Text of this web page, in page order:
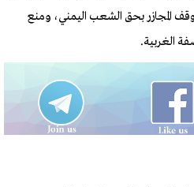
لوقف المجازر بحق الشعب اليمني، ومنع
الغربية.